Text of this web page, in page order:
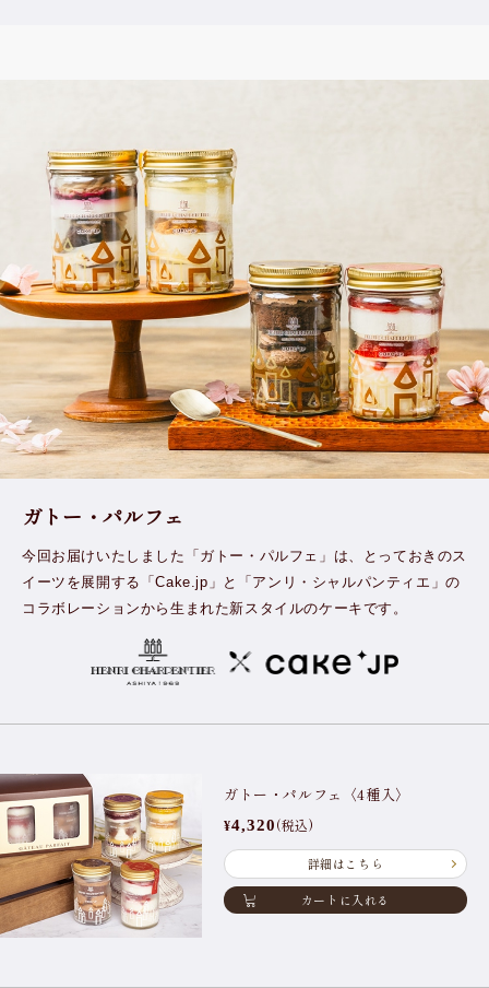
ガトー・パルフェ
今回お届けいたしました「ガトー・パルフェ」は、
とっておきのス
イーツを展開する「Cake.jp」と「アンリ・シャルパンティエ」の
コラボレーションから生まれた新スタイルのケーキです。
ガトー・パルフェ〈4種入〉
¥4,320(税込)
詳細はこちら
カートに入れる